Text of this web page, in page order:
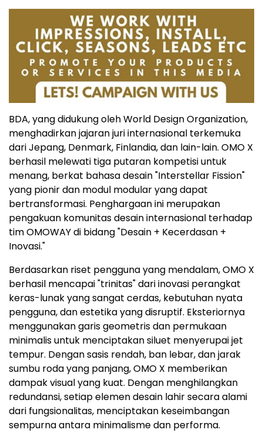
BDA, yang didukung oleh World Design Organization,
menghadirkan jajaran juri internasional terkemuka
dari Jepang, Denmark, Finlandia, dan lain-lain. OMO X
berhasil melewati tiga putaran kompetisi untuk
menang, berkat bahasa desain "Interstellar Fission"
yang pionir dan modul modular yang dapat
bertransformasi. Penghargaan ini merupakan
pengakuan komunitas desain internasional terhadap
tim OMOWAY di bidang "Desain + Kecerdasan +
Inovasi."
Berdasarkan riset pengguna yang mendalam, OMO X
berhasil mencapai "trinitas" dari inovasi perangkat
keras-lunak yang sangat cerdas, kebutuhan nyata
pengguna, dan estetika yang disruptif. Eksteriornya
menggunakan garis geometris dan permukaan
minimalis untuk menciptakan siluet menyerupai jet
tempur. Dengan sasis rendah, ban lebar, dan jarak
sumbu roda yang panjang, OMO X memberikan
dampak visual yang kuat. Dengan menghilangkan
redundansi, setiap elemen desain lahir secara alami
dari fungsionalitas, menciptakan keseimbangan
sempurna antara minimalisme dan performa.